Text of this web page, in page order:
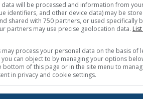
will be processed and information from
identifiers, and other device data) may be
shared with 750 partners, or used specifically
partners may use precise geolocation data.
may process your personal data on the basis of
you can object to by managing your options
bottom of this page or in the site menu to
in privacy and cookie settings.